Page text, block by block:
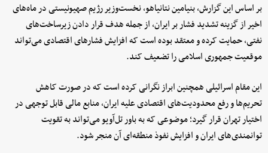
بر اساس این گزارش، بنیامین نتانیاهو، نخست‌وزیر رژیم صهیونیستی در ماه‌های
اخیر از گزینه تشدید فشار بر ایران، از جمله هدف قرار دادن زیرساخت‌های
نفتی، حمایت کرده و معتقد بوده است که افزایش فشارهای اقتصادی می‌تواند
موقعیت جمهوری اسلامی را تضعیف کند.
این مقام اسرائیلی همچنین ابراز نگرانی کرده است که در صورت کاهش
تحریم‌ها و رفع محدودیت‌های اقتصادی علیه ایران، منابع مالی قابل توجهی در
اختیار تهران قرار گیرد؛ موضوعی که به باور تل‌آویو می‌تواند به تقویت
توانمندی‌های ایران و افزایش نفوذ منطقه‌ای آن منجر شود.